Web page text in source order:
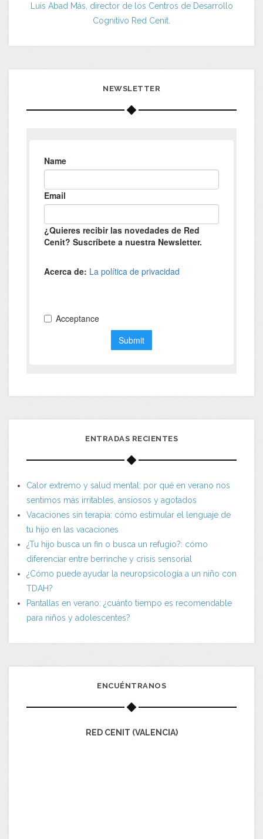
Luis Abad Más, director de los Centros de Desarrollo
Cognitivo Red Cenit.
NEWSLETTER
ENTRADAS RECIENTES
Calor extremo y salud mental: por qué en verano nos
sentimos más irritables, ansiosos y agotados
Vacaciones sin terapia: cómo estimular el lenguaje de
tu hijo en las vacaciones
¿Tu hijo busca un fin o busca un refugio?: cómo
diferenciar entre berrinche y crisis sensorial
¿Cómo puede ayudar la neuropsicología a un niño con
TDAH?
Pantallas en verano: ¿cuánto tiempo es recomendable
para niños y adolescentes?
ENCUÉNTRANOS
RED CENIT (VALENCIA)